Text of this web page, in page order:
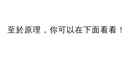
至於原理，你可以在下面看看！